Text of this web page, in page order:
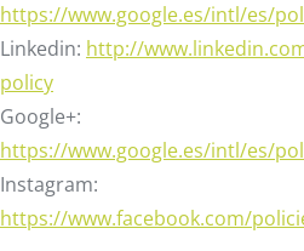
https://www.google.es/intl/es/
Linkedin: http://
policy
Google+:
https://www.google.es/intl/es/
Instagram:
https://www.facebook.com/